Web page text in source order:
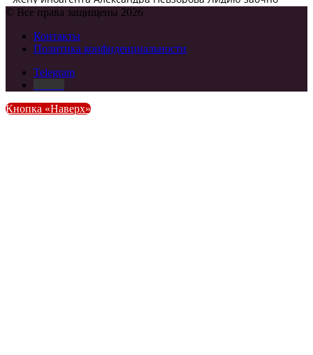
© Все права защищены 2026
Контакты
Политика конфиденциальности
Telegram
Кнопка «Наверх»